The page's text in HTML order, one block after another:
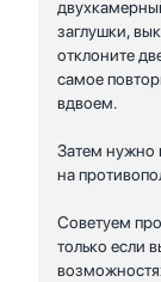
заглушки,
отклоните
самое
вдвоем.
Затем нужно
на
Советуем
только если